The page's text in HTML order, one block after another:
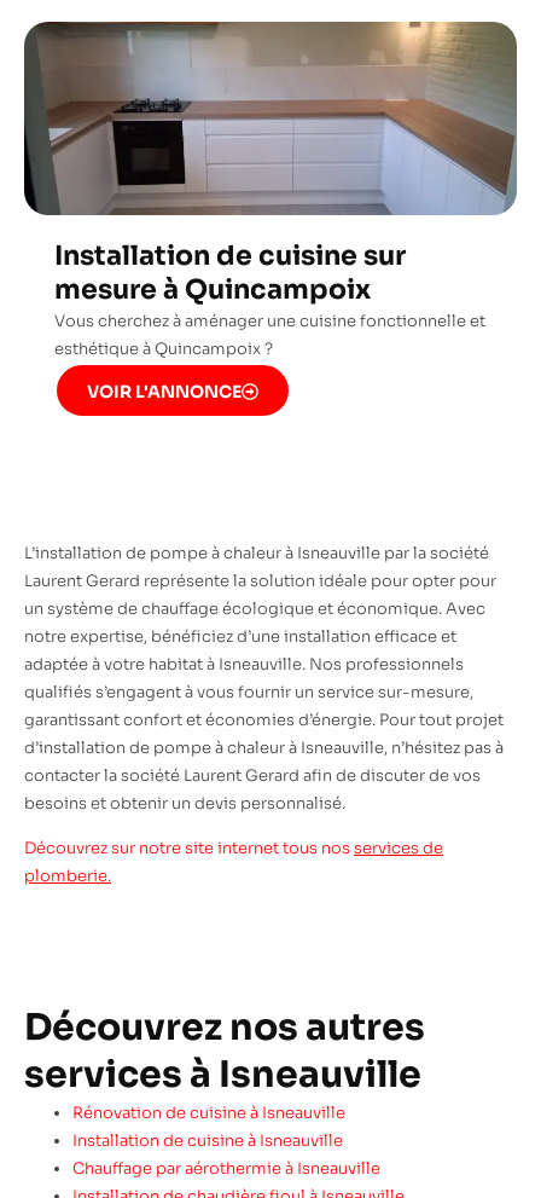
Installation de cuisine sur
mesure à Quincampoix
Vous cherchez à aménager une cuisine fonctionnelle et
esthétique à Quincampoix ?
VOIR L'ANNONCE
L’installation de pompe à chaleur à Isneauville par la société
Laurent Gerard représente la solution idéale pour opter pour
un système de chauffage écologique et économique. Avec
notre expertise, bénéficiez d’une installation efficace et
adaptée à votre habitat à Isneauville. Nos professionnels
qualifiés s’engagent à vous fournir un service sur-mesure,
garantissant confort et économies d’énergie. Pour tout projet
d’installation de pompe à chaleur à Isneauville, n’hésitez pas à
contacter la société Laurent Gerard afin de discuter de vos
besoins et obtenir un devis personnalisé.
Découvrez sur notre site internet tous nosservices de
plomberie.
Découvrez nos autres
services à Isneauville
Rénovation de cuisine à Isneauville
Installation de cuisine à Isneauville
Chauffage par aérothermie à Isneauville